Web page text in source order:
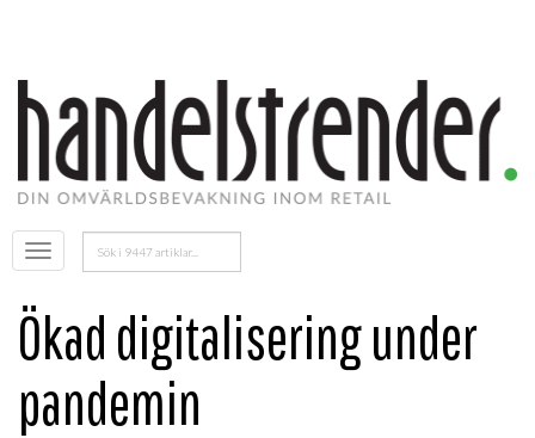
Öppna
menyn
Sök
efter:
Ökad digitalisering under
pandemin